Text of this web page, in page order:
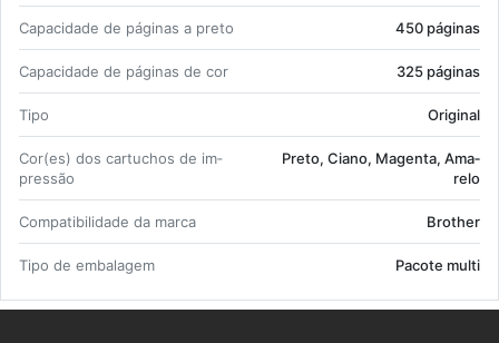
Ca­pa­ci­dade de pá­ginas a preto 450 pá­ginas
Ca­pa­ci­dade de pá­ginas de cor 325 pá­ginas
Tipo Ori­ginal
Cor(es) dos car­tu­chos de im­
pressão
Preto, Ciano, Ma­genta, Ama­
relo
Com­pa­ti­bi­li­dade da marca Brother
Tipo de em­ba­lagem Pa­cote multi